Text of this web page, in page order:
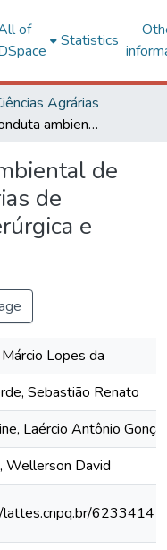
of
Statistics
Agrárias
Análise da conduta ambiental de empresas das indústrias de celulose e papel, siderúrgica e sucroalcooleira
de
de
e
Lopes da
Sebastião Renato
Laércio Antônio
Wellerson David
lattes.cnpq.br/